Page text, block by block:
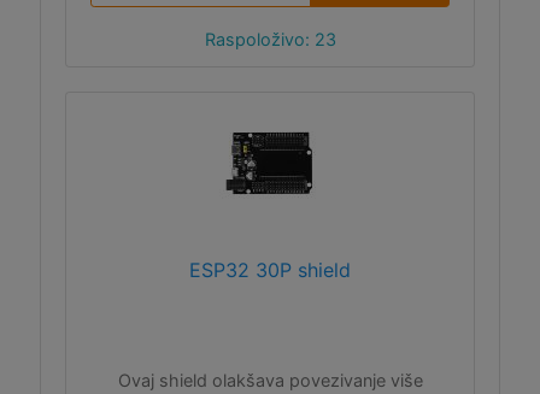
Raspoloživo: 23
ESP32 30P shield
Ovaj shield olakšava povezivanje više